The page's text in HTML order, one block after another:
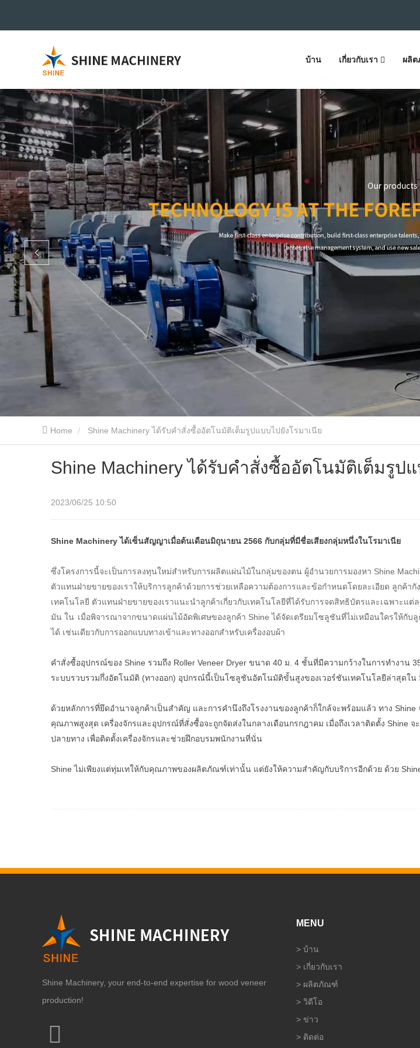
บ้าน เกี่ยวกับเรา ผลิ
Home Shine Machinery ได้รับคำสั่งซื้ออัตโนมัติเต็มรูปแบบไปยังโรมาเนีย
Shine Machinery ได้รับคำสั่งซื้ออัตโนมัติเต็มรูป
2023/06/25 10:50
Shine Machinery ได้เซ็นสัญญาเมื่อต้นเดือนมิถุนายน 2566 กับกลุ่มที่มีชื่อเสียงกลุ่มหนึ่งในโรมาเนีย
ซึ่งโครงการนี้จะเป็นการลงทุนใหม่สำหรับการผลิตแผ่นไม้ในกลุ่มของตน ผู้อำนวยการมองหา Shine
ตัวแทนฝ่ายขายของเราให้บริการลูกค้าด้วยการช่วยเหลือความต้องการและข้อกำหนดโดยละเอียด ลูกค้ากั
เทคโนโลยี ตัวแทนฝ่ายขายของเราแนะนำลูกค้าเกี่ยวกับเทคโนโลยีที่ได้รับการจดสิทธิบัตรและเฉพาะแ
มัน ใน เมื่อพิจารณาจากขนาดแผ่นไม้อัดพิเศษของลูกค้า Shine ได้จัดเตรียมโซลูชันที่ไม่เหมือนใครให้กับ
ได้ เช่นเดียวกับการออกแบบทางเข้าและทางออกสำหรับเครื่องอบผ้า
คำสั่งซื้ออุปกรณ์ของ Shine รวมถึง Roller Veneer Dryer ขนาด 40 ม. 4 ชั้นที่มีความกว้างในการทำงาน
ระบบรวบรวมกึ่งอัตโนมัติ (ทางออก) อุปกรณ์นี้เป็นโซลูชันอัตโนมัติขั้นสูงของเวอร์ชันเทคโนโลยีล่าสุดใน
ด้วยหลักการที่ยึดอำนาจลูกค้าเป็นสำคัญ และการคำนึงถึงโรงงานของลูกค้าก็ใกล้จะพร้อมแล้ว ทาง Shine
คุณภาพสูงสุด เครื่องจักรและอุปกรณ์ที่สั่งซื้อจะถูกจัดส่งในกลางเดือนกรกฎาคม เมื่อถึงเวลาติดตั้ง Shine
ปลายทาง เพื่อติดตั้งเครื่องจักรและช่วยฝึกอบรมพนักงานที่นั่น
Shine ไม่เพียงแต่ทุ่มเทให้กับคุณภาพของผลิตภัณฑ์เท่านั้น แต่ยังให้ความสำคัญกับบริการอีกด้วย ด้วย
Shine Machinery, your end-to-end expertise for wood veneer
production!
MENU
> บ้าน
> เกี่ยวกับเรา
> ผลิตภัณฑ์
> วิดีโอ
> ข่าว
> ติดต่อ